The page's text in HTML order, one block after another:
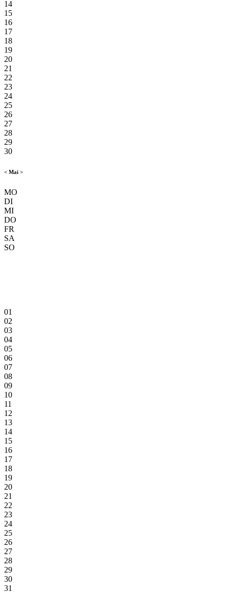
14
15
16
17
18
19
20
21
22
23
24
25
26
27
28
29
30
< Mai >
MO
DI
MI
DO
FR
SA
SO
01
02
03
04
05
06
07
08
09
10
11
12
13
14
15
16
17
18
19
20
21
22
23
24
25
26
27
28
29
30
31